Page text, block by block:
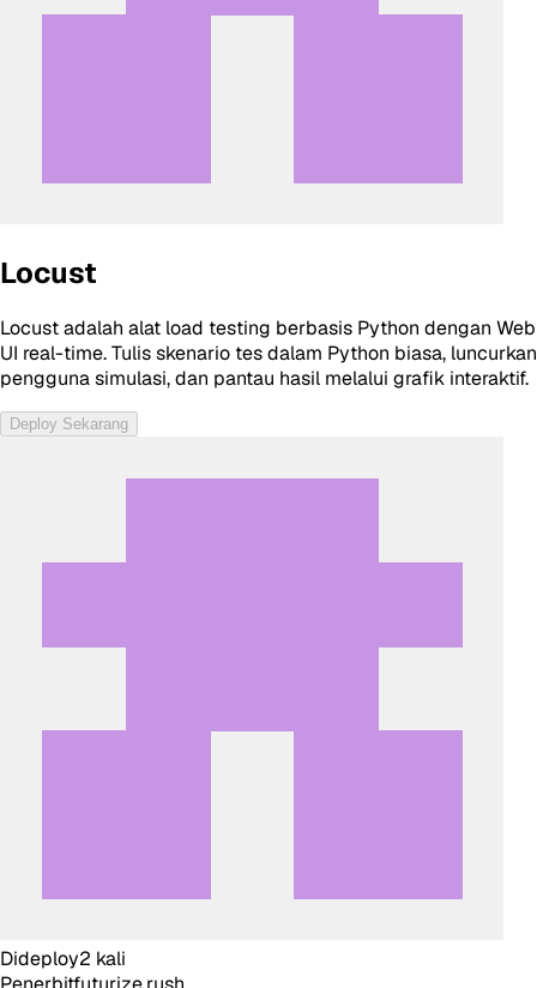
Locust
Locust adalah alat load testing berbasis Python dengan Web
UI real-time. Tulis skenario tes dalam Python biasa, luncurkan
pengguna simulasi, dan pantau hasil melalui grafik interaktif.
Deploy Sekarang
Dideploy2 kali